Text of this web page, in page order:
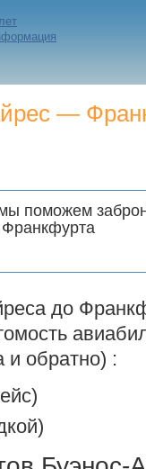
—
поможем
до
и обратно) :